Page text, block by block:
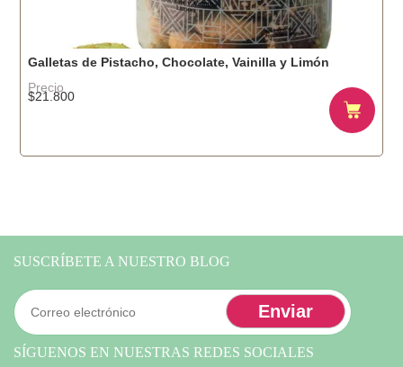
Galletas de Pistacho, Chocolate, Vainilla y Limón
Precio
$21.800
SUSCRÍBETE A NUESTRO BLOG
SÍGUENOS EN NUESTRAS REDES SOCIALES